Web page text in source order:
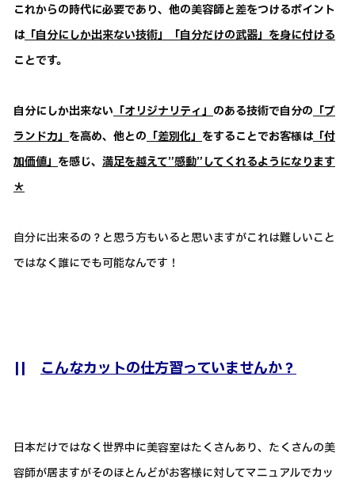
これからの時代に必要であり、他の美容師と差をつけるポイント
は「自分にしか出来ない技術」「自分だけの武器」を身に付ける
ことです。
自分にしか出来ない 「オリジナリティ」 のある技術で自分の 「ブ
ランド力」 を高め、他との 「差別化」 をすることでお客様は「付
加価値」 を感じ、 満足を越えて”感動”してくれるようになります
＊
自分に出来るの？と思う方もいると思いますがこれは難しいこと
ではなく誰にでも可能なんです！
|| こんなカットの仕方習っていませんか？
日本だけではなく世界中に美容室はたくさんあり、たくさんの美
容師が居ますがそのほとんどがお客様に対してマニュアルでカッ